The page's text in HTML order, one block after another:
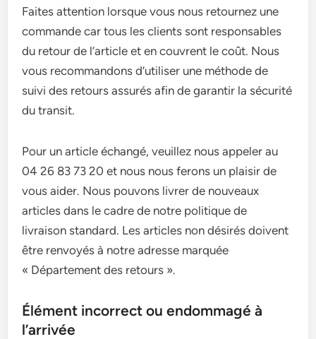
Faites attention lorsque vous nous retournez une
commande car tous les clients sont responsables
du retour de l’article et en couvrent le coût. Nous
vous recommandons d’utiliser une méthode de
suivi des retours assurés afin de garantir la sécurité
du transit.
Pour un article échangé, veuillez nous appeler au
04 26 83 73 20 et nous nous ferons un plaisir de
vous aider. Nous pouvons livrer de nouveaux
articles dans le cadre de notre politique de
livraison standard. Les articles non désirés doivent
être renvoyés à notre adresse marquée
« Département des retours ».
Élément incorrect ou endommagé à
l’arrivée